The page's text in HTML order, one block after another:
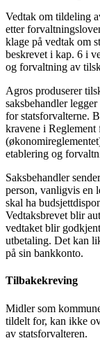
Vedtak om tildeling
etter
klage på vedtak om
beskrevet i kap. 6 i
og forvaltning av
Agros produserer
saksbehandler
for statsforvalterne.
kravene i
etablering og
Saksbehandler
person, vanligvis en
skal ha
Vedtaksbrevet blir
vedtaket blir
utbetaling. Det kan
på sin bankkonto.
Tilbakekreving
Midler som
tildelt for, kan ikke
av statsforvalteren.